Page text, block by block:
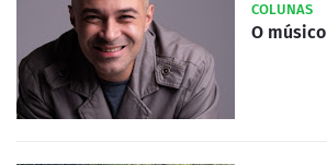
COLUNAS
O músico